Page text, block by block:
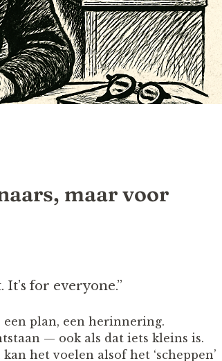
maar voor
for everyone.”
een plan, een herinnering.
— ook als dat iets kleins is.
het voelen alsof het ‘scheppen’